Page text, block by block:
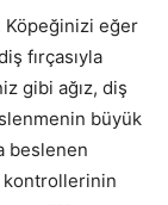
Köpeğinizi eğer
fırçasıyla
gibi ağız, diş
büyük
beslenen
kontrollerinin